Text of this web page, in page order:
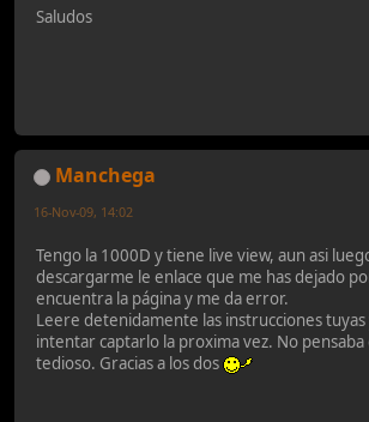
Saludos
Manchega
16-Nov-09, 14:02
Tengo la 1000D y tiene live view, aun asi
descargarme le enlace que me has dejado
encuentra la página y me da error.
Leere detenidamente las instrucciones tuyas
intentar captarlo la proxima vez. No
tedioso. Gracias a los dos